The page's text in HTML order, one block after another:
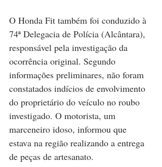
O Honda Fit também foi conduzido à
74ª Delegacia de Polícia (Alcântara),
responsável pela investigação da
ocorrência original. Segundo
informações preliminares, não foram
constatados indícios de envolvimento
do proprietário do veículo no roubo
investigado. O motorista, um
marceneiro idoso, informou que
estava na região realizando a entrega
de peças de artesanato.